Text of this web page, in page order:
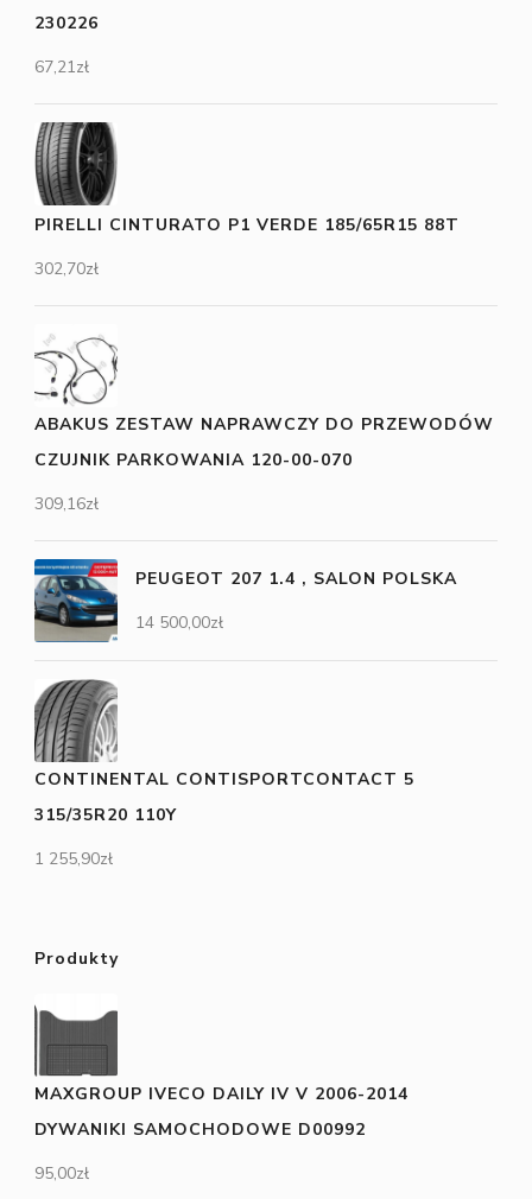
230226
67,21zł
PIRELLI CINTURATO P1 VERDE 185/65R15 88T
302,70zł
ABAKUS ZESTAW NAPRAWCZY DO PRZEWODÓW
CZUJNIK PARKOWANIA 120-00-070
309,16zł
PEUGEOT 207 1.4 , SALON POLSKA
14 500,00zł
CONTINENTAL CONTISPORTCONTACT 5
315/35R20 110Y
1 255,90zł
Produkty
MAXGROUP IVECO DAILY IV V 2006-2014
DYWANIKI SAMOCHODOWE D00992
95,00zł